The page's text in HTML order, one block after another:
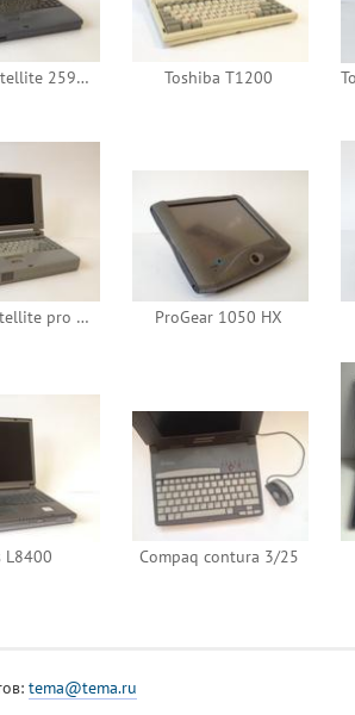
Toshiba satellite 2595xdvd Toshiba T1200
toshiba satellite pro 405cs ProGear 1050 HX
L8400 Compaq contura 3/25
tema@tema.ru